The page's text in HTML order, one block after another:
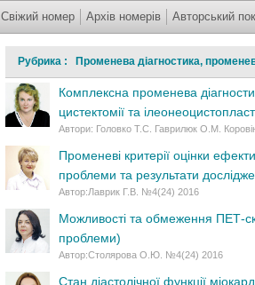
Свіжий номер Архів номерів Авторський
Рубрика : Променева діагностика,
Комплексна променева
цистектомії та
Автори: Головко Т.С. Гаврилюк О.М.
Променеві критерії оцінки
проблеми та результати
Автор:Лаврик Г.В. №4(24) 2016
Можливості та обмеження ПЕТ-
проблеми)
Автор:Столярова О.Ю. №4(24) 2016
Стан діастолічної функції